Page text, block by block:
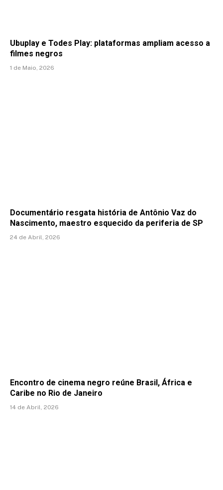
Ubuplay e Todes Play: plataformas ampliam acesso a
filmes negros
1 de Maio, 2026
Documentário resgata história de Antônio Vaz do
Nascimento, maestro esquecido da periferia de SP
24 de Abril, 2026
Encontro de cinema negro reúne Brasil, África e
Caribe no Rio de Janeiro
14 de Abril, 2026